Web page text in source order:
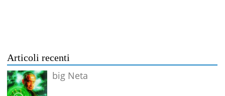
Articoli recenti
big Neta